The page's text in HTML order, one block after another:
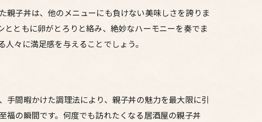
すすめ
子丼は、他のメニューにも負けない美味しさを誇りま
ともに卵がとろりと絡み、絶妙なハーモニーを奏でま
々に満足感を与えることでしょう。
間暇かけた調理法により、親子丼の魅力を最大限に引
福の瞬間です。何度でも訪れたくなる居酒屋の親子丼